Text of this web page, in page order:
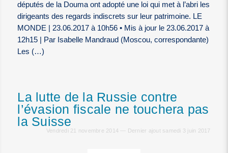
députés de la Douma ont adopté une loi qui met à l’abri les
dirigeants des regards indiscrets sur leur patrimoine. LE
MONDE | 23.06.2017 à 10h56 • Mis à jour le 23.06.2017 à
12h15 | Par Isabelle Mandraud (Moscou, correspondante)
Les (…)
La lutte de la Russie contre
l’évasion fiscale ne touchera pas
la Suisse
Vendredi 21 novembre 2014 — Dernier ajout samedi 3 juin 2017